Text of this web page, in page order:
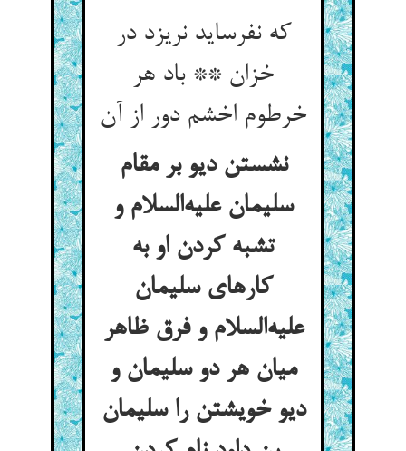
که نفرساید نریزد در
خزان ** باد هر
خرطوم اخشم دور از آن
نشستن دیو بر مقام
سلیمان علیه‌السلام و
تشبه کردن او به
کارهای سلیمان
علیه‌السلام و فرق ظاهر
میان هر دو سلیمان و
دیو خویشتن را سلیمان